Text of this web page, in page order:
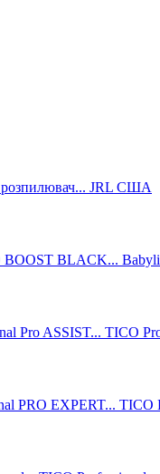
розпилювач... JRL США
BLACK...
Pro ASSIST... TICO
PRO EXPERT... TICO